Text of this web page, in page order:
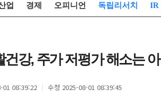
업 경제 오피니언 독립리서치 IR
건강, 주가 저평가 해소는
01 08:39:22 수정 2025-08-01 08:39:45